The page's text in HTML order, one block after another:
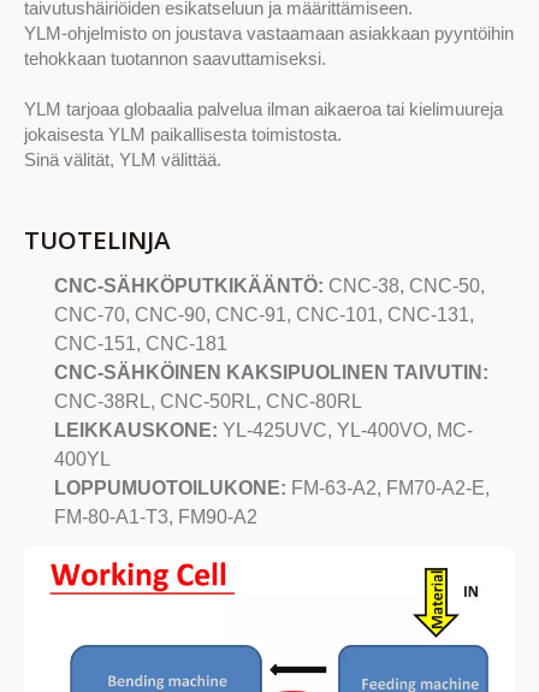
taivutushäiriöiden esikatseluun ja määrittämiseen.
YLM-ohjelmisto on joustava vastaamaan asiakkaan pyyntöihin
tehokkaan tuotannon saavuttamiseksi.
YLM tarjoaa globaalia palvelua ilman aikaeroa tai kielimuureja
jokaisesta YLM paikallisesta toimistosta.
Sinä välität, YLM välittää.
TUOTELINJA
CNC-SÄHKÖPUTKIKÄÄNTÖ: CNC-38, CNC-50,
CNC-70, CNC-90, CNC-91, CNC-101, CNC-131,
CNC-151, CNC-181
CNC-SÄHKÖINEN KAKSIPUOLINEN TAIVUTIN:
CNC-38RL, CNC-50RL, CNC-80RL
LEIKKAUSKONE: YL-425UVC, YL-400VO, MC-
400YL
LOPPUMUOTOILUKONE: FM-63-A2, FM70-A2-E,
FM-80-A1-T3, FM90-A2